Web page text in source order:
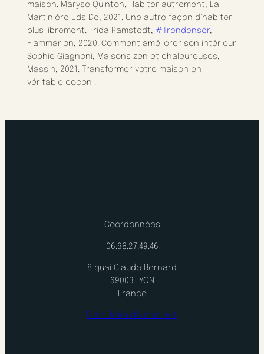
maison. Maryse Quinton, Habiter autrement, La
Martinière Eds De, 2021. Une autre façon d’habiter
plus librement. Frida Ramstedt,#Trendenser,
Flammarion, 2020. Comment améliorer son intérieur
Sophie Giagnoni, Maisons zen et chaleureuses,
Massin, 2021. Transformer votre maison en
véritable cocon !
Coordonnées
06.68.27.49.46
8 quai Claude Bernard
69003 LYON
France
Formulaire de contact